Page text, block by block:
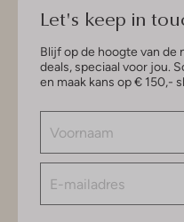
Let's keep in
Blijf op de hoogte van de
deals, speciaal voor jou.
en maak kans op € 150,-